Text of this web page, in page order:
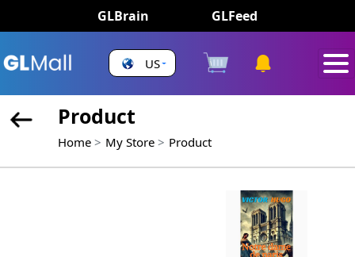
GLBrain GLFeed
US
Product
Home My Store Product